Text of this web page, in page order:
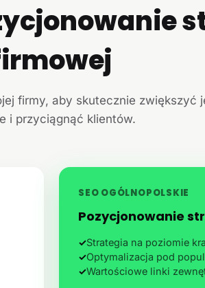
firmy, aby skutecznie zwiększyć
i przyciągnąć klientów.
SEO OGÓLNOPOLSKIE
Pozycjonowanie
✓Strategia na poziomie
✓Optymalizacja pod
✓Wartościowe linki